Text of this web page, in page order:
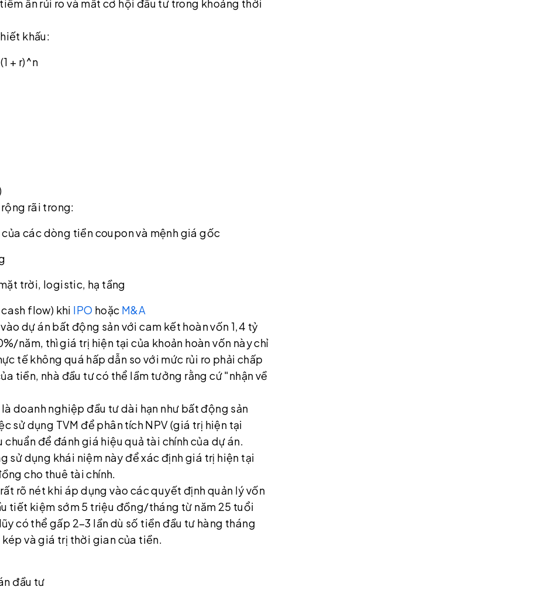
ẩn rủi ro và mất cơ hội đầu tư trong khoảng thời
khấu:
+ r)^n
rãi trong:
các dòng tiền coupon và mệnh giá gốc
trời, logistic, hạ tầng
flow) khi IPO hoặc M&A
dự án bất động sản với cam kết hoàn vốn 1,4 tỷ
năm, thì giá trị hiện tại của khoản hoàn vốn này chỉ
tế không quá hấp dẫn so với mức rủi ro phải chấp
tiền, nhà đầu tư có thể lầm tưởng rằng cứ "nhận về
doanh nghiệp đầu tư dài hạn như bất động sản
sử dụng TVM để phân tích NPV (giá trị hiện tại
để đánh giá hiệu quả tài chính của dự án.
sử dụng khái niệm này để xác định giá trị hiện tại
cho thuê tài chính.
rõ nét khi áp dụng vào các quyết định quản lý vốn
tiết kiệm sớm 5 triệu đồng/tháng từ năm 25 tuổi
có thể gấp 2–3 lần dù số tiền đầu tư hàng tháng
và giá trị thời gian của tiền.
đầu tư